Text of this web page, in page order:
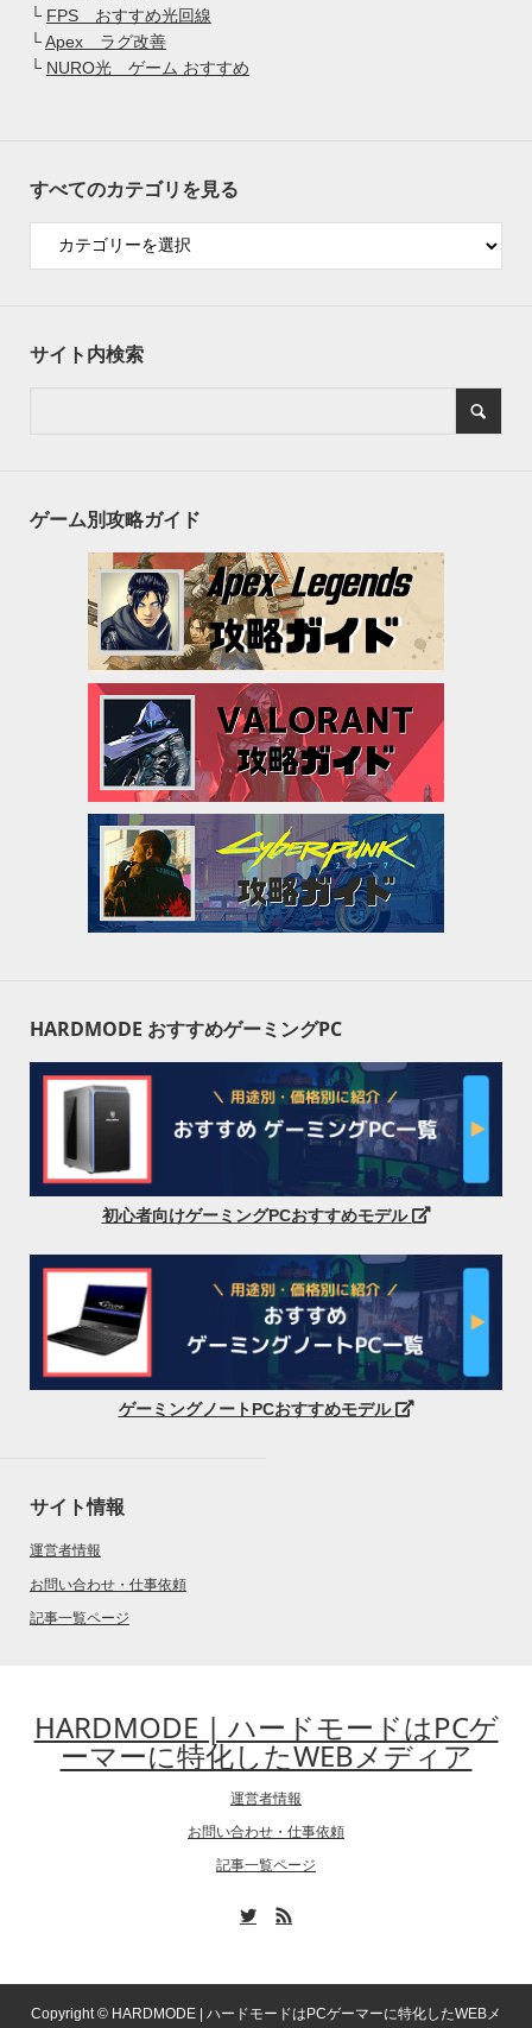
└ FPS おすすめ光回線
└Apex ラグ改善
└ NURO光 ゲーム おすすめ
すべてのカテゴリを見る
サイト内検索
ゲーム別攻略ガイド
HARDMODE おすすめゲーミングPC
初心者向けゲーミングPCおすすめモデル
ゲーミングノートPCおすすめモデル
サイト情報
運営者情報
お問い合わせ・仕事依頼
記事一覧ページ
HARDMODE | ハードモードはPCゲ
ーマーに特化したWEBメディア
運営者情報
お問い合わせ・仕事依頼
記事一覧ページ
Copyright © HARDMODE | ハードモードはPCゲーマーに特化したWEBメ